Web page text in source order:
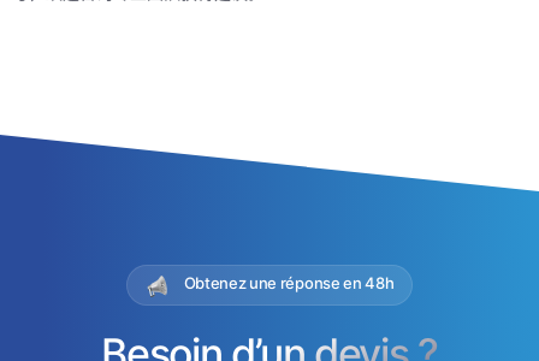
Obtenez une réponse en 48h